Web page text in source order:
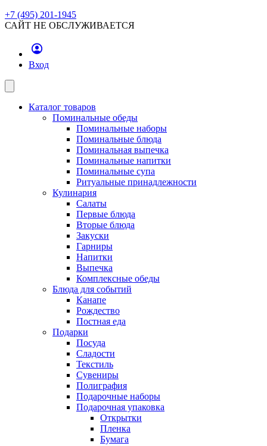
+7 (495) 201-1945
САЙТ НЕ ОБСЛУЖИВАЕТСЯ
Вход
Каталог товаров
Поминальные обеды
Поминальные наборы
Поминальные блюда
Поминальная выпечка
Поминальные напитки
Поминальные супа
Ритуальные принадлежности
Кулинария
Салаты
Первые блюда
Вторые блюда
Закуски
Гарниры
Напитки
Выпечка
Комплексные обеды
Блюда для событий
Канапе
Рождество
Постная еда
Подарки
Посуда
Сладости
Текстиль
Сувениры
Полиграфия
Подарочные наборы
Подарочная упаковка
Открытки
Пленка
Бумага